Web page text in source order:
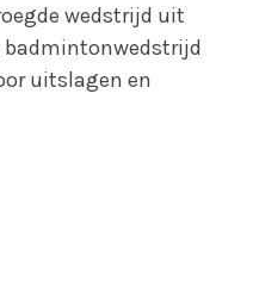
wedstrijd uit
badmintonwedstrijd
uitslagen en